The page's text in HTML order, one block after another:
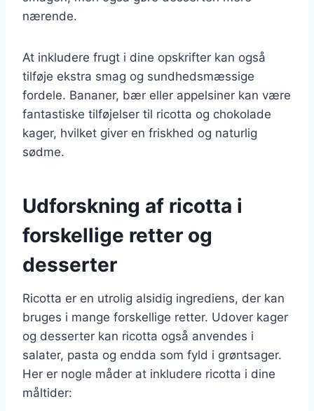
nærende.
At inkludere frugt i dine opskrifter kan også
tilføje ekstra smag og sundhedsmæssige
fordele. Bananer, bær eller appelsiner kan være
fantastiske tilføjelser til ricotta og chokolade
kager, hvilket giver en friskhed og naturlig
sødme.
Udforskning af ricotta i
forskellige retter og
desserter
Ricotta er en utrolig alsidig ingrediens, der kan
bruges i mange forskellige retter. Udover kager
og desserter kan ricotta også anvendes i
salater, pasta og endda som fyld i grøntsager.
Her er nogle måder at inkludere ricotta i dine
måltider: